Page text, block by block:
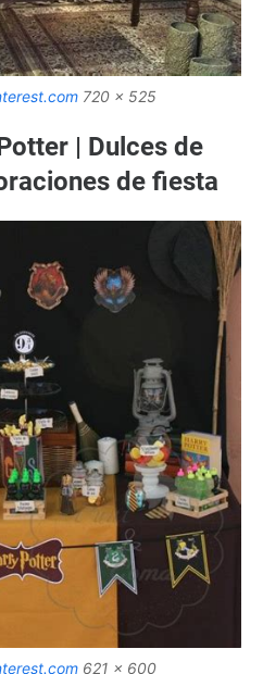
720 x 525
| Dulces de
de fiesta
621 x 600